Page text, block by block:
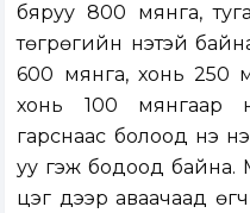
бяруу 800 мянга,
төгрөгийн үнэтэй
600 мянга, хонь 250
хонь 100 мянгаар
гарснаас болоод үнэ
уу гэж бодоод байна.
цэг дээр аваачаад